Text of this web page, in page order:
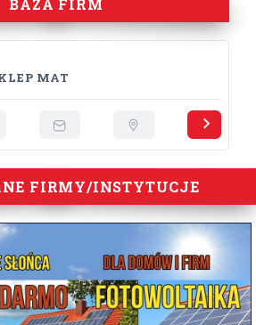
BAZA FIRM
MAT
FIRMY/INSTYTUCJE